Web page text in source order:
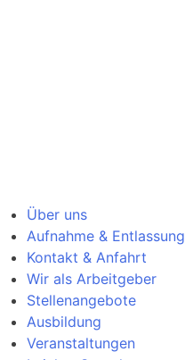
Über uns
Aufnahme & Entlassung
Kontakt & Anfahrt
Wir als Arbeitgeber
Stellenangebote
Ausbildung
Veranstaltungen